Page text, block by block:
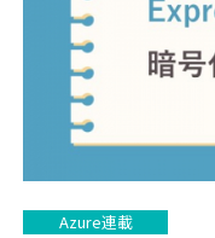
Azure連載